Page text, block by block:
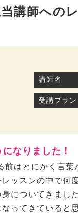
講師への
講師名
受講プラン
なりました！
はとにかく言
ッスンの中で何
についてきま
ってきていると